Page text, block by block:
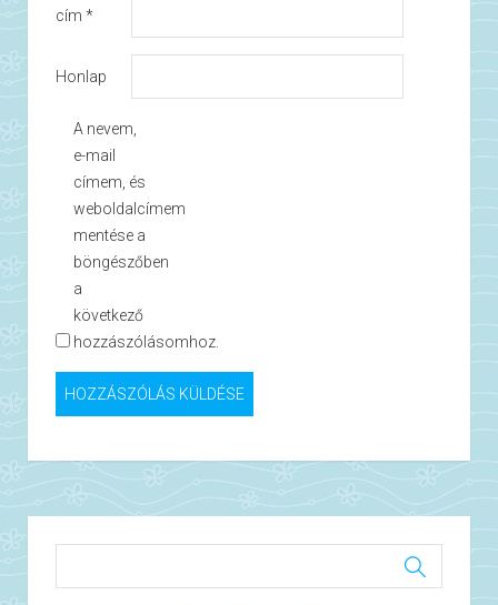
cím *
Honlap
A nevem,
e-mail
címem, és
weboldalcímem
mentése a
böngészőben
a
következő
hozzászólásomhoz.